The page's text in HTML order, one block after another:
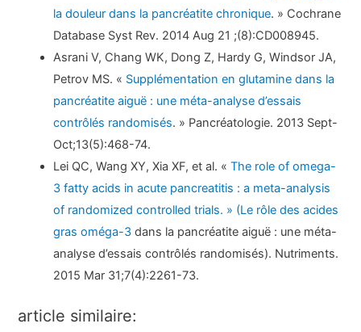
la douleur dans la pancréatite chronique. » Cochrane
Database Syst Rev. 2014 Aug 21 ;(8):CD008945.
Asrani V, Chang WK, Dong Z, Hardy G, Windsor JA,
Petrov MS. « Supplémentation en glutamine dans la
pancréatite aiguë : une méta-analyse d’essais
contrôlés randomisés. » Pancréatologie. 2013 Sept-
Oct;13(5):468-74.
Lei QC, Wang XY, Xia XF, et al. «The role of omega-
3 fatty acids in acute pancreatitis : a meta-analysis
of randomized controlled trials. » (Le rôle des acides
gras oméga-3 dans la pancréatite aiguë : une méta-
analyse d’essais contrôlés randomisés). Nutriments.
2015 Mar 31;7(4):2261-73.
article similaire: